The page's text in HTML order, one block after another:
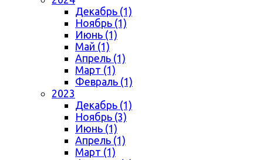
Декабрь (1)
Ноябрь (1)
Июнь (1)
Май (1)
Апрель (1)
Март (1)
Февраль (1)
2023
Декабрь (1)
Ноябрь (3)
Июнь (1)
Апрель (1)
Март (1)